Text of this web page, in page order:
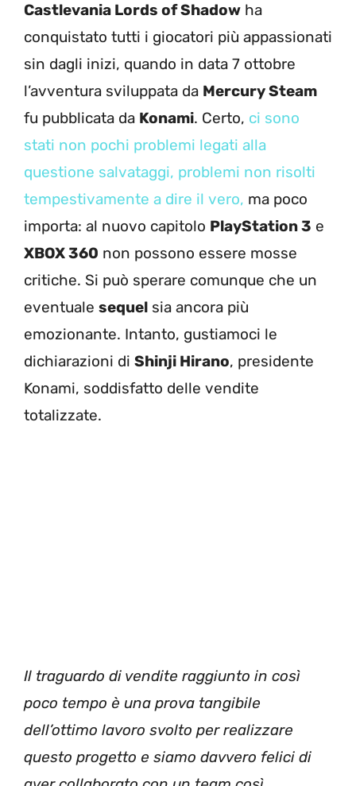
Castlevania Lords of Shadow ha
conquistato tutti i giocatori più appassionati
sin dagli inizi, quando in data 7 ottobre
l’avventura sviluppata da Mercury Steam
fu pubblicata da Konami. Certo, ci sono
stati non pochi problemi legati alla
questione salvataggi, problemi non risolti
tempestivamente a dire il vero, ma poco
importa: al nuovo capitolo PlayStation 3 e
XBOX 360 non possono essere mosse
critiche. Si può sperare comunque che un
eventuale sequel sia ancora più
emozionante. Intanto, gustiamoci le
dichiarazioni di Shinji Hirano, presidente
Konami, soddisfatto delle vendite
totalizzate.
Il traguardo di vendite raggiunto in così
poco tempo è una prova tangibile
dell’ottimo lavoro svolto per realizzare
questo progetto e siamo davvero felici di